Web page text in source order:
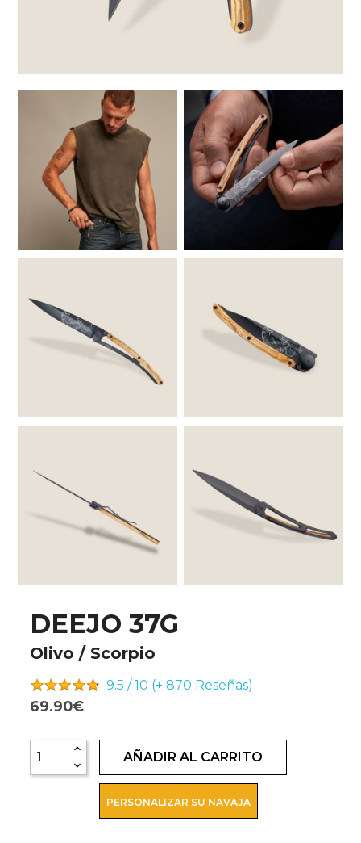
DEEJO 37G
Olivo / Scorpio
9.5 / 10 (+ 870 Reseñas)
69.90€
AÑADIR AL CARRITO
PERSONALIZAR SU NAVAJA